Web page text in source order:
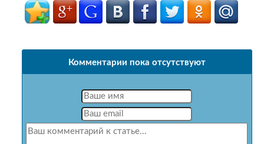
Комментарии пока отсутствуют